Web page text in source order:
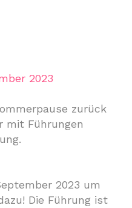
2023
zurück
mit Führungen
2023 um
Die Führung ist